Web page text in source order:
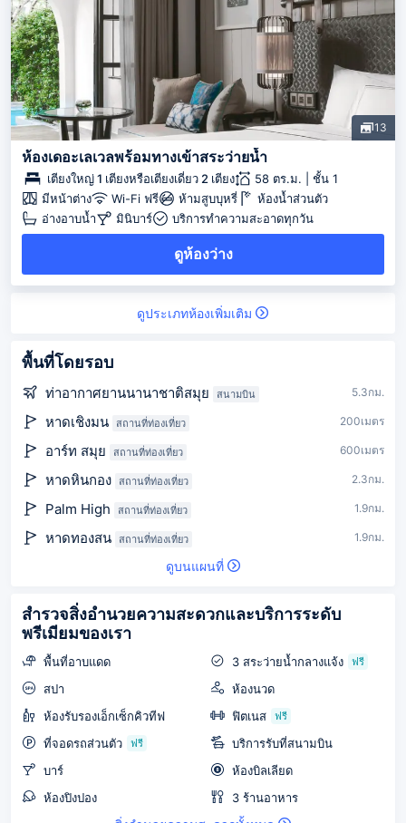
13
ห้องเดอะเลเวลพร้อมทางเข้าสระว่ายน้ำ
เตียงใหญ่ 1 เตียงหรือเตียงเดี่ยว 2 เตียง
58 ตร.ม. | ชั้น 1
มีหน้าต่าง
Wi-Fi ฟรี ห้ามสูบบุหรี่
ห้องน้ำส่วนตัว
อ่างอาบน้ำ
มินิบาร์ บริการทำความสะอาดทุกวัน
ดูห้องว่าง
ดูประเภทห้องเพิ่มเติม
พื้นที่โดยรอบ
ท่าอากาศยานนานาชาติสมุย สนามบิน 5.3กม.
หาดเชิงมน สถานที่ท่องเที่ยว 200เมตร
อาร์ท สมุย สถานที่ท่องเที่ยว 600เมตร
หาดหินกอง สถานที่ท่องเที่ยว 2.3กม.
Palm High สถานที่ท่องเที่ยว 1.9กม.
หาดทองสน สถานที่ท่องเที่ยว 1.9กม.
ดูบนแผนที่
สำรวจสิ่งอำนวยความสะดวกและบริการระดับ
พรีเมียมของเรา
พื้นที่อาบแดด 3 สระว่ายน้ำกลางแจ้ง ฟรี
สปา
ห้องนวด
ห้องรับรองเอ็กเซ็กคิวทีฟ
ฟิตเนส ฟรี
ที่จอดรถส่วนตัว ฟรี
บริการรับที่สนามบิน
บาร์
ห้องบิลเลียด
ห้องปิงปอง
3 ร้านอาหาร